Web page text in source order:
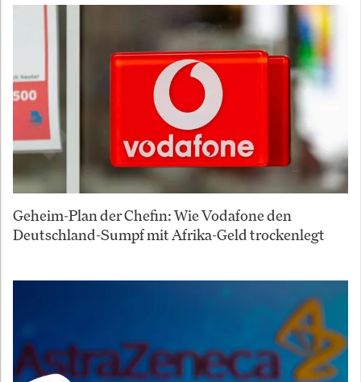
Geheim-Plan der Chefin: Wie Vodafone den
Deutschland-Sumpf mit Afrika-Geld trockenlegt